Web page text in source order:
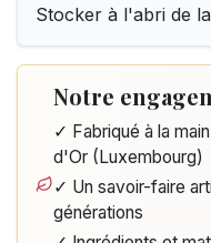
Stocker à l'abri de
Notre
✓ Fabriqué à la
d'Or (Luxembourg)
✓ Un savoir-faire
générations